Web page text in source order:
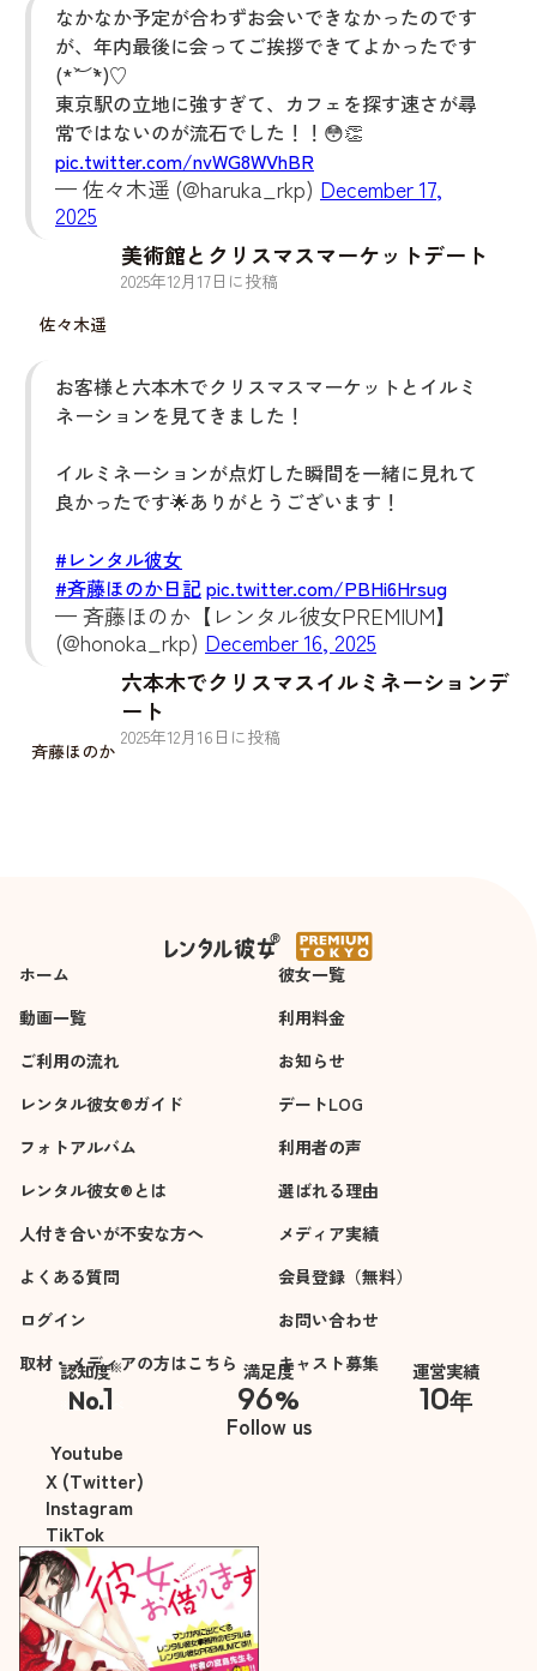
なかなか予定が合わずお会いできなかったのです
が、年内最後に会ってご挨拶できてよかったです
(*´︶`*)♡
東京駅の立地に強すぎて、カフェを探す速さが尋
常ではないのが流石でした！！😳👏
pic.twitter.com/nvWG8WVhBR
— 佐々木遥 (@haruka_rkp) December 17,
2025
佐々木遥
美術館とクリスマスマーケットデート
2025年12月 17日に投稿
お客様と六本木でクリスマスマーケットとイルミ
ネーションを見てきました！
イルミネーションが点灯した瞬間を一緒に見れて
良かったです🌟ありがとうございます！
#レンタル彼女
#斉藤ほのか日記pic.twitter.com/PBHi6Hrsug
— 斉藤ほのか【レンタル彼女PREMIUM】
(@honoka_rkp) December 16, 2025
斉藤ほのか
六本木でクリスマスイルミネーションデ
ート
2025年12月 16 日に投稿
ホーム
彼女一覧
動画一覧
利用料金
ご利用の流れ
お知らせ
レンタル彼女®ガイド
デートLOG
フォトアルバム
利用者の声
レンタル彼女®とは
選ばれる理由
人付き合いが不安な方へ
メディア実績
よくある質問
会員登録（無料）
ログイン
お問い合わせ
取材・メディアの方はこちら
キャスト募集
認知度※
No.1
※自社調べ
満足度
96%
運営実績
10年
Follow us
Youtube
X (Twitter)
Instagram
TikTok